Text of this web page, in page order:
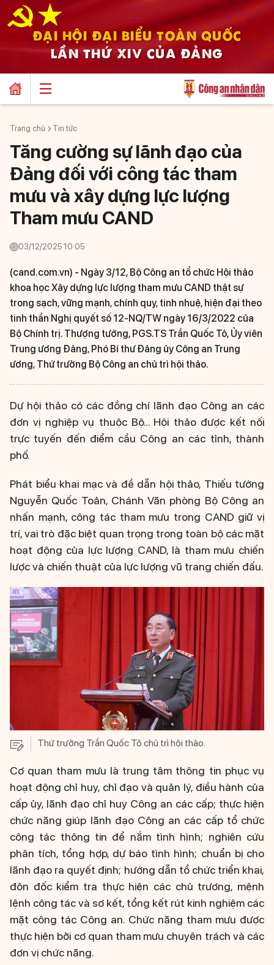
ĐẠI HỘI ĐẠI BIỂU TOÀN QUỐC
LẦN THỨ XIV CỦA ĐẢNG
Trang chủ Tin tức
Tăng cường sự lãnh đạo của
Đảng đối với công tác tham
mưu và xây dựng lực lượng
Tham mưu CAND
03/12/2025 10:05
(cand.com.vn) - Ngày 3/12, Bộ Công an tổ chức Hội thảo
khoa học Xây dựng lực lượng tham mưu CAND thật sự
trong sạch, vững mạnh, chính quy, tinh nhuệ, hiện đại theo
tinh thần Nghị quyết số 12-NQ/TW ngày 16/3/2022 của
Bộ Chính trị. Thượng tướng, PGS.TS Trần Quốc Tỏ, Ủy viên
Trung ương Đảng, Phó Bí thư Đảng ủy Công an Trung
ương, Thứ trưởng Bộ Công an chủ trì hội thảo.
Dự hội thảo có các đồng chí lãnh đạo Công an các
đơn vị nghiệp vụ thuộc Bộ… Hội thảo được kết nối
trực tuyến đến điểm cầu Công an các tỉnh, thành
phố.
Phát biểu khai mạc và đề dẫn hội thảo, Thiếu tướng
Nguyễn Quốc Toản, Chánh Văn phòng Bộ Công an
nhấn mạnh, công tác tham mưu trong CAND giữ vị
trí, vai trò đặc biệt quan trọng trong toàn bộ các mặt
hoạt động của lực lượng CAND, là tham mưu chiến
lược và chiến thuật của lực lượng vũ trang chiến đấu.
Thứ trưởng Trần Quốc Tỏ chủ trì hội thảo.
Cơ quan tham mưu là trung tâm thông tin phục vụ
hoạt động chỉ huy, chỉ đạo và quản lý, điều hành của
cấp ủy, lãnh đạo chỉ huy Công an các cấp; thực hiện
chức năng giúp lãnh đạo Công an các cấp tổ chức
công tác thông tin để nắm tình hình; nghiên cứu
phân tích, tổng hợp, dự báo tình hình; chuẩn bị cho
lãnh đạo ra quyết định; hướng dẫn tổ chức triển khai,
đôn đốc kiểm tra thực hiện các chủ trương, mệnh
lệnh công tác và sơ kết, tổng kết rút kinh nghiệm các
mặt công tác Công an. Chức năng tham mưu được
thực hiện bởi cơ quan tham mưu chuyên trách và các
đơn vị chức năng.